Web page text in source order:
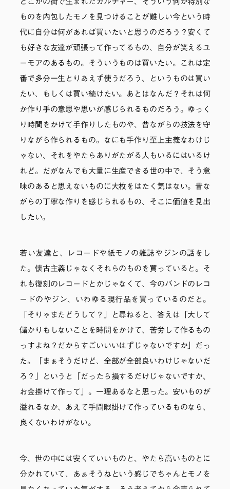
どこかの街で生まれたカルチャー、そういう何か特別な
ものを内包したモノを見つけることが難しい今という時
代に自分は何があれば買いたいと思うのだろう？安くて
も好きな友達が頑張って作ってるもの、自分が笑えるユ
ーモアのあるもの。そういうものは買いたい。これは定
番で多分一生とりあえず使うだろう、というものは買い
たい、もしくは買い続けたい。あとはなんだ？それは何
か作り手の意思や思いが感じられるものだろう。ゆっく
り時間をかけて手作りしたものや、昔ながらの技法を守
りながら作られるもの。なにも手作り至上主義なわけじ
ゃない、それをやたらありがたがる人もいるにはいるけ
れど。だがなんでも大量に生産できる世の中で、そう意
味のあると思えないものに大枚をはたく気はない。昔な
がらの丁寧な作りを感じられるもの、そこに価値を見出
したい。
若い友達と、レコードや紙モノの雑誌やジンの話をし
た。懐古主義じゃなくそれらのものを買っていると。そ
れも復刻のレコードとかじゃなくて、今のバンドのレコ
ードのやジン、いわゆる現行品を買っているのだと。
「そりゃまたどうして？」と尋ねると、答えは「大して
儲かりもしないことを時間をかけて、苦労して作るもの
っすよね？だからすごいいいはずじゃないですか」だっ
た。「まぁそうだけど、全部が全部良いわけじゃないだ
ろ？」というと「だったら損するだけじゃないですか、
お金掛けて作って」。一理あるなと思った。安いものが
溢れるなか、あえて手間暇掛けて作っているものなら、
良くないわけがない。
今、世の中には安くていいものと、やたら高いものとに
分かれていて、あぁそうねという感じでちゃんとモノを